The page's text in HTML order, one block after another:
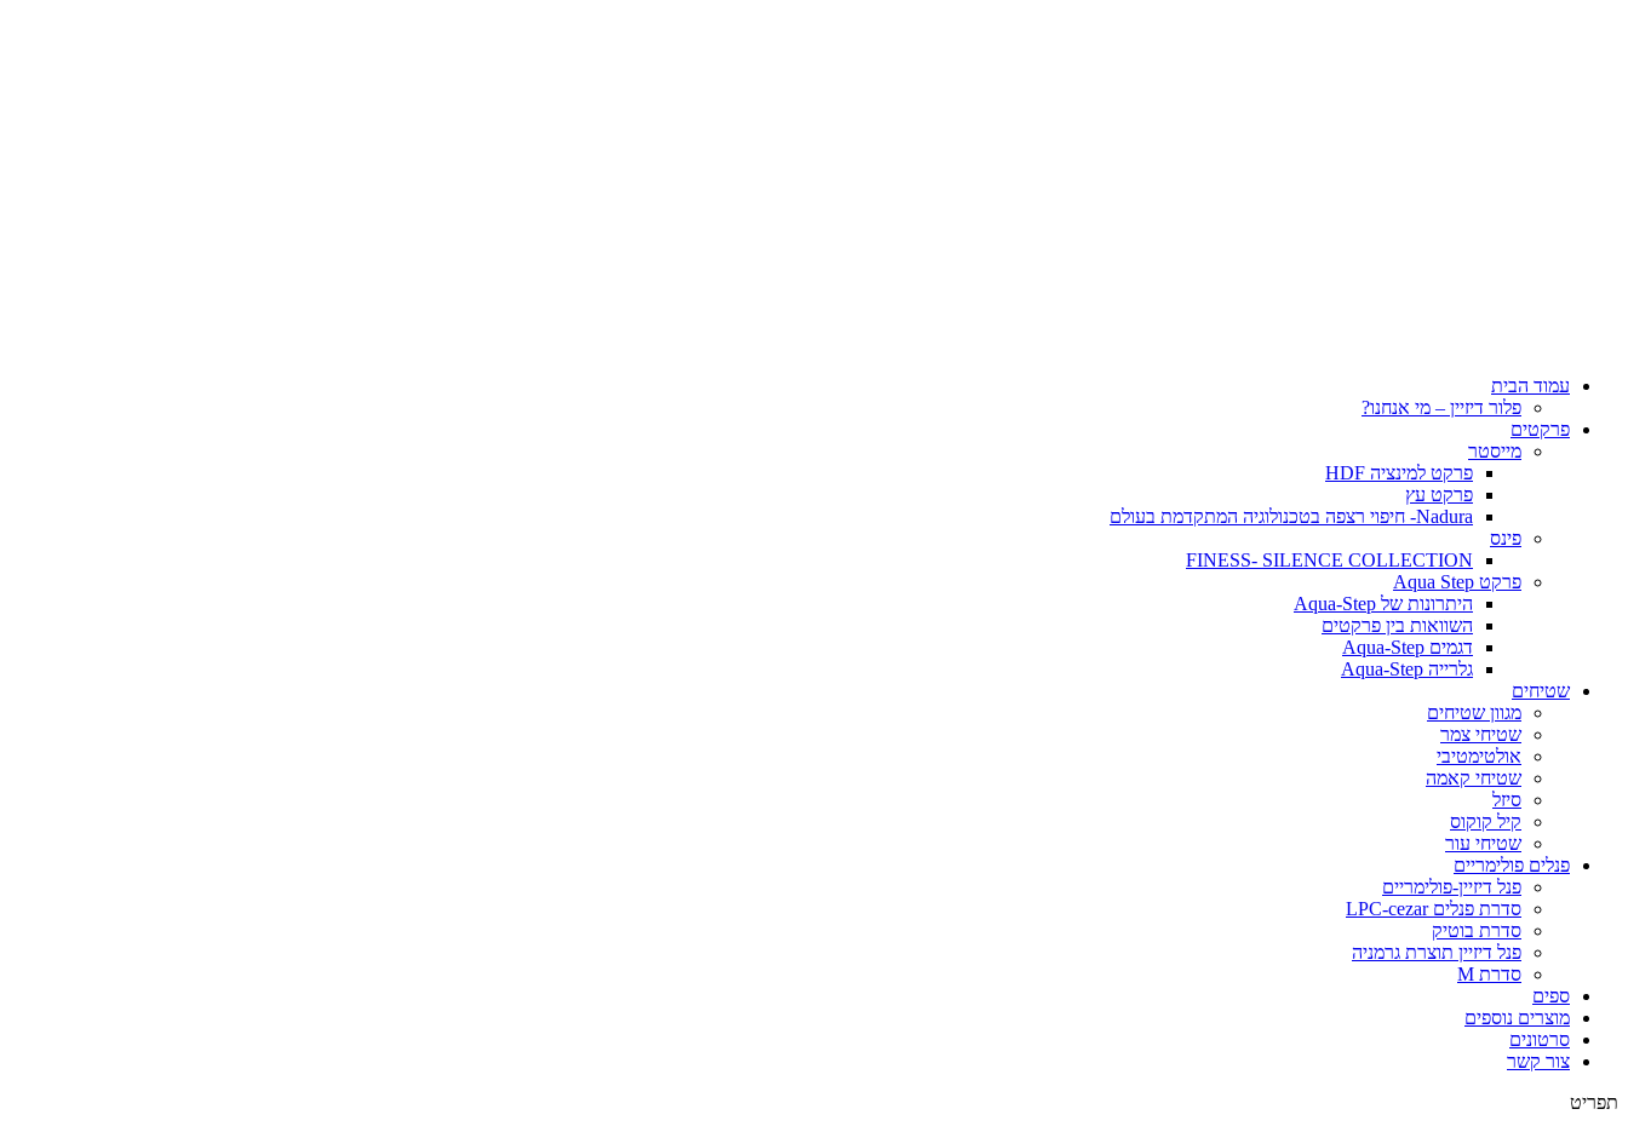
עמוד הבית
פלור דיזיין – מי אנחנו?
פרקטים
מייסטר
פרקט למינציה HDF
פרקט עץ
Nadura- חיפוי רצפה בטכנולוגיה המתקדמת בעולם
פינס
FINESS- SILENCE COLLECTION
פרקט Aqua Step
היתרונות של Aqua-Step
השוואות בין פרקטים
דגמים Aqua-Step
גלרייה Aqua-Step
שטיחים
מגוון שטיחים
שטיחי צמר
אולטימטיבי
שטיחי קאמה
סיזל
קיל קוקוס
שטיחי עור
פנלים פולימריים
פנל דיזיין-פולימריים
סדרת פנלים LPC-cezar
סדרת בוטיק
פנל דיזיין תוצרת גרמניה
סדרת M
ספים
מוצרים נוספים
סרטונים
צור קשר
תפריט